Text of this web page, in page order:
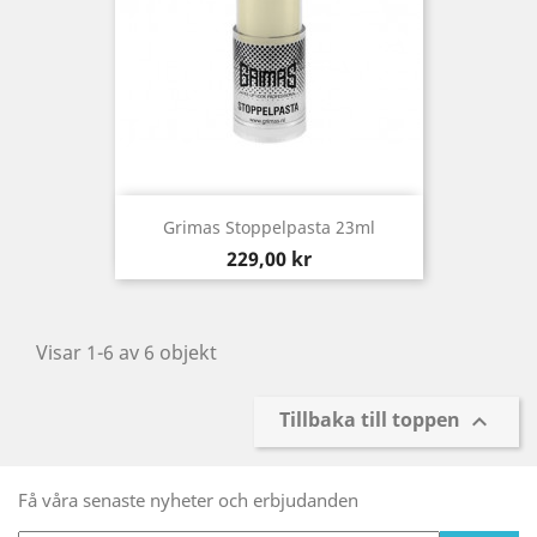
Grimas Stoppelpasta 23ml
Pris
229,00 kr
Visar 1-6 av 6 objekt
Tillbaka till toppen 
Få våra senaste nyheter och erbjudanden